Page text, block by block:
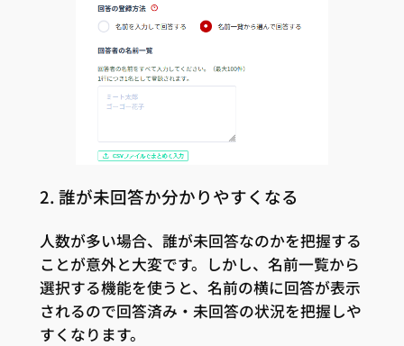
2. 誰が未回答か分かりやすくなる
人数が多い場合、誰が未回答なのかを把握する
ことが意外と大変です。しかし、名前一覧から
選択する機能を使うと、名前の横に回答が表示
されるので回答済み・未回答の状況を把握しや
すくなります。